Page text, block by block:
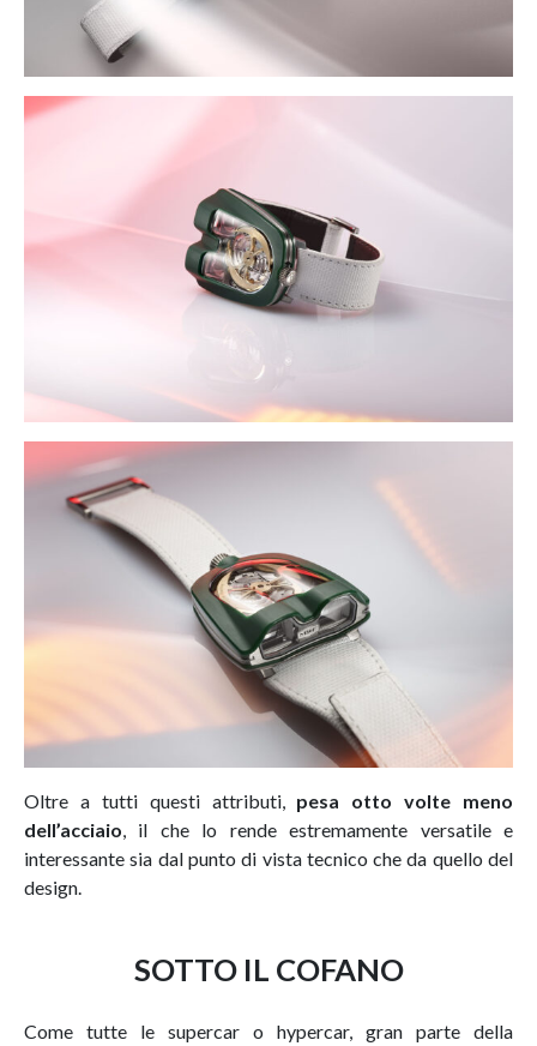
Oltre a tutti questi attributi, pesa otto volte meno
dell’acciaio, il che lo rende estremamente versatile e
interessante sia dal punto di vista tecnico che da quello del
design.
SOTTO IL COFANO
Come tutte le supercar o hypercar, gran parte della